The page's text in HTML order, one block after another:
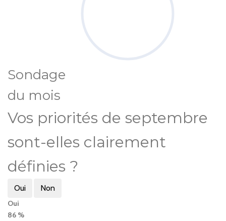
Sondage
du mois
Vos priorités de septembre
sont-elles clairement
définies ?
Oui Non
Oui
86 %